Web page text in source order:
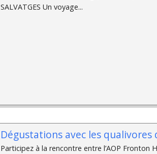
SALVATGES Un voyage...
Dégustations avec les qualivores
Participez à la rencontre entre l’AOP Fronton